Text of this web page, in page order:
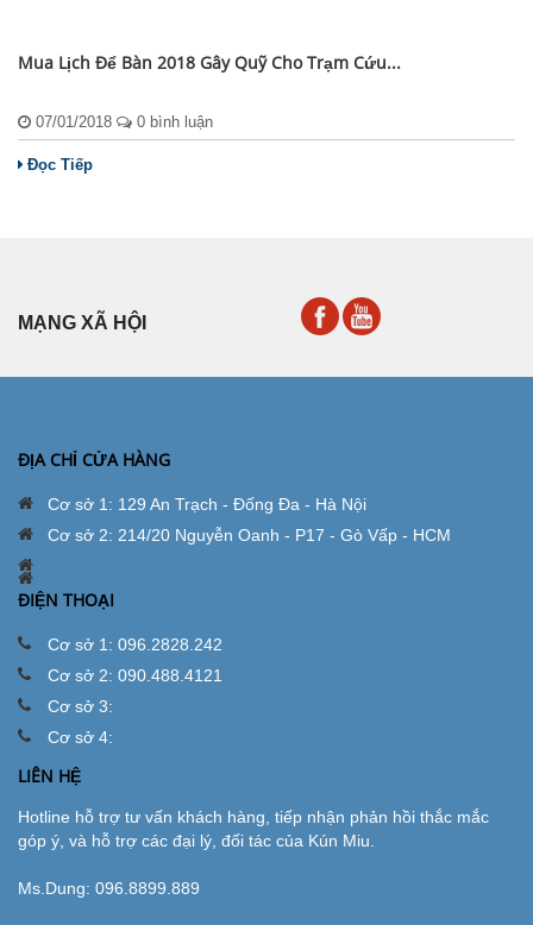
Mua Lịch Để Bàn 2018 Gây Quỹ Cho Trạm Cứu...
07/01/2018 0 bình luận
Đọc Tiếp
MẠNG XÃ HỘI
ĐỊA CHỈ CỬA HÀNG
Cơ sở 1: 129 An Trạch - Đống Đa - Hà Nội
Cơ sở 2: 214/20 Nguyễn Oanh - P17 - Gò Vấp - HCM
ĐIỆN THOẠI
Cơ sở 1: 096.2828.242
Cơ sở 2: 090.488.4121
Cơ sở 3:
Cơ sở 4:
LIÊN HỆ
Hotline hỗ trợ tư vấn khách hàng, tiếp nhận phản hồi thắc mắc
góp ý, và hỗ trợ các đại lý, đối tác của Kún Miu.
Ms.Dung: 096.8899.889